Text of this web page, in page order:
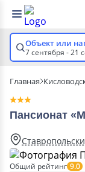
Объект или
7 сентября - 21
Главная
Пансионат
Общий рейтинг 9.0